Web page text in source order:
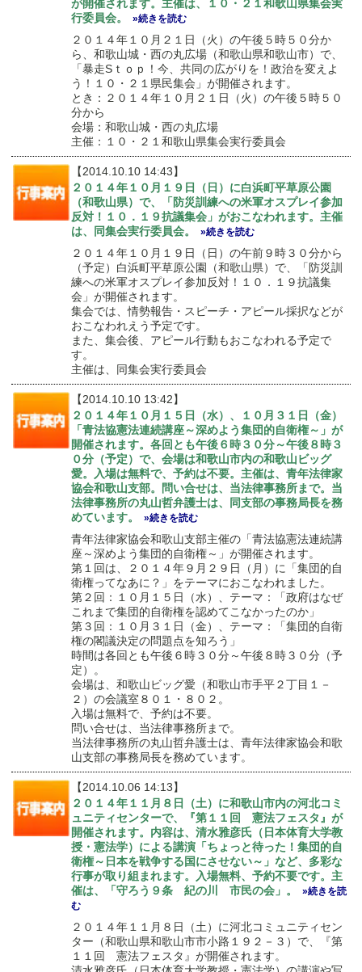
が開催されます。主催は、１０・２１和歌山県集会実
行委員会。
»続きを読む
２０１４年１０月２１日（火）の午後５時５０分か
ら、和歌山城・西の丸広場（和歌山県和歌山市）で、
「暴走Sｔｏｐ！今、共同の広がりを！政治を変えよ
う！１０・２１県民集会」が開催されます。
とき：２０１４年１０月２１日（火）の午後５時５０
分から
会場：和歌山城・西の丸広場
主催：１０・２１和歌山県集会実行委員会
【2014.10.10 14:43】
２０１４年１０月１９日（日）に白浜町平草原公園
（和歌山県）で、「防災訓練への米軍オスプレイ参加
反対！１０．１９抗議集会」がおこなわれます。主催
は、同集会実行委員会。
»続きを読む
２０１４年１０月１９日（日）の午前９時３０分から
（予定）白浜町平草原公園（和歌山県）で、「防災訓
練への米軍オスプレイ参加反対！１０．１９抗議集
会」が開催されます。
集会では、情勢報告・スピーチ・アピール採択などが
おこなわれえう予定です。
また、集会後、アピール行動もおこなわれる予定で
す。
主催は、同集会実行委員会
【2014.10.10 13:42】
２０１４年１０月１５日（水）、１０月３１日（金）
「青法協憲法連続講座～深めよう集団的自衛権～」が
開催されます。各回とも午後６時３０分～午後８時３
０分（予定）で、会場は和歌山市内の和歌山ビッグ
愛。入場は無料で、予約は不要。主催は、青年法律家
協会和歌山支部。問い合せは、当法律事務所まで。当
法律事務所の丸山哲弁護士は、同支部の事務局長を務
めています。
»続きを読む
青年法律家協会和歌山支部主催の「青法協憲法連続講
座～深めよう集団的自衛権～」が開催されます。
第１回は、２０１４年９月２９日（月）に「集団的自
衛権ってなあに？」をテーマにおこなわれました。
第２回：１０月１５日（水）、テーマ：「政府はなぜ
これまで集団的自衛権を認めてこなかったのか」
第３回：１０月３１日（金）、テーマ：「集団的自衛
権の閣議決定の問題点を知ろう」
時間は各回とも午後６時３０分～午後８時３０分（予
定）。
会場は、和歌山ビッグ愛（和歌山市手平２丁目１－
２）の会議室８０１・８０２。
入場は無料で、予約は不要。
問い合せは、当法律事務所まで。
当法律事務所の丸山哲弁護士は、青年法律家協会和歌
山支部の事務局長を務めています。
【2014.10.06 14:13】
２０１４年１１月８日（土）に和歌山市内の河北コミ
ュニティセンターで、『第１１回 憲法フェスタ』が
開催されます。内容は、清水雅彦氏（日本体育大学教
授・憲法学）による講演「ちょっと待った！集団的自
衛権～日本を戦争する国にさせない～」など、多彩な
行事が取り組まれます。入場無料、予約不要です。主
催は、「守ろう９条 紀の川 市民の会」。
»続きを読
む
２０１４年１１月８日（土）に河北コミュニティセン
ター（和歌山県和歌山市市小路１９２－３）で、『第
１１回 憲法フェスタ』が開催されます。